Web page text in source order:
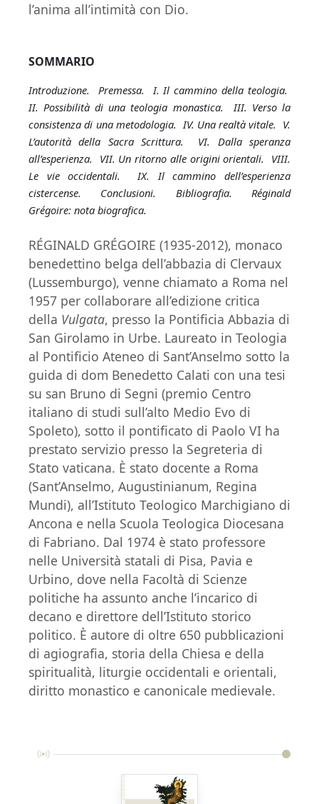
l’anima all’intimità con Dio.
SOMMARIO
Introduzione. Premessa. I. Il cammino della teologia.
II. Possibilità di una teologia monastica. III. Verso la
consistenza di una metodologia. IV. Una realtà vitale. V.
L’autorità della Sacra Scrittura. VI. Dalla speranza
all’esperienza. VII. Un ritorno alle origini orientali. VIII.
Le vie occidentali. IX. Il cammino dell’esperienza
cistercense. Conclusioni. Bibliografia. Réginald
Grégoire: nota biografica.
RÉGINALD GRÉGOIRE (1935-2012), monaco
benedettino belga dell’abbazia di Clervaux
(Lussemburgo), venne chiamato a Roma nel
1957 per collaborare all’edizione critica
della Vulgata, presso la Pontificia Abbazia di
San Girolamo in Urbe. Laureato in Teologia
al Pontificio Ateneo di Sant’Anselmo sotto la
guida di dom Benedetto Calati con una tesi
su san Bruno di Segni (premio Centro
italiano di studi sull’alto Medio Evo di
Spoleto), sotto il pontificato di Paolo VI ha
prestato servizio presso la Segreteria di
Stato vaticana. È stato docente a Roma
(Sant’Anselmo, Augustinianum, Regina
Mundi), all’Istituto Teologico Marchigiano di
Ancona e nella Scuola Teologica Diocesana
di Fabriano. Dal 1974 è stato professore
nelle Università statali di Pisa, Pavia e
Urbino, dove nella Facoltà di Scienze
politiche ha assunto anche l’incarico di
decano e direttore dell’Istituto storico
politico. È autore di oltre 650 pubblicazioni
di agiografia, storia della Chiesa e della
spiritualità, liturgie occidentali e orientali,
diritto monastico e canonicale medievale.